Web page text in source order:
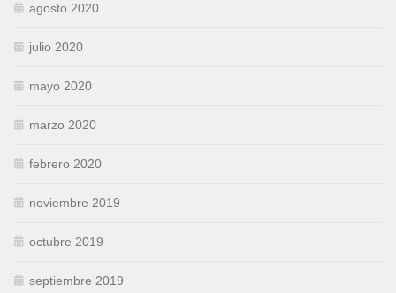
agosto 2020
julio 2020
mayo 2020
marzo 2020
febrero 2020
noviembre 2019
octubre 2019
septiembre 2019